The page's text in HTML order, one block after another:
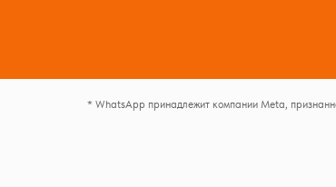
* WhatsApp принадлежит компании Meta,